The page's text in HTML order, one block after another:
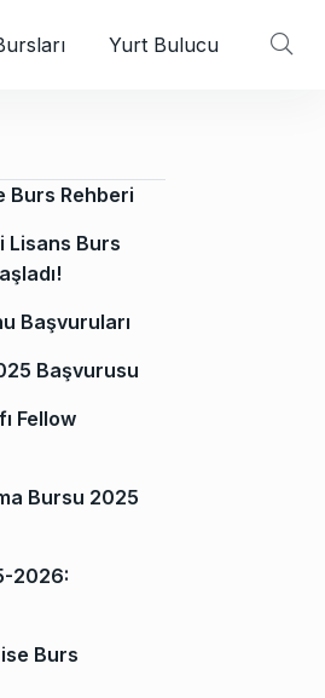
Yurt Bulucu
Burs Rehberi
Lisans Burs
Başvuruları
Başvurusu
Fellow
Bursu 2025
2026:
Burs